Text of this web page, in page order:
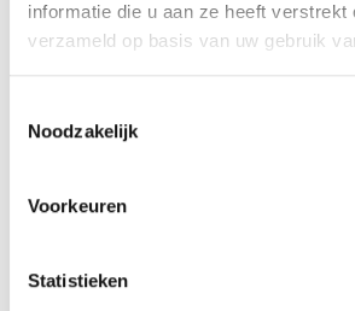
informatie die u aan ze heeft verstrekt
verzameld op basis van uw gebruik
Noodzakelijk
Voorkeuren
Statistieken
bedrijfskleuren.
- voor de opening van een
Dit is slechts een greep van de
ballon pilaren nodig ?